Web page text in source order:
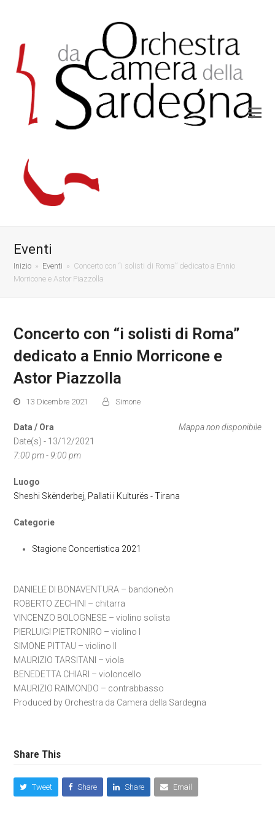
Eventi
Inizio » Eventi » Concerto con “i solisti di Roma” dedicato a Ennio
Morricone e Astor Piazzolla
Concerto con “i solisti di Roma”
dedicato a Ennio Morricone e
Astor Piazzolla
13 Dicembre 2021 Simone
Mappa non disponibile
Data / Ora
Date(s) - 13/12/2021
7:00 pm - 9:00 pm
Luogo
Sheshi Skënderbej, Pallati i Kulturës - Tirana
Categorie
Stagione Concertistica 2021
DANIELE DI BONAVENTURA – bandoneòn
ROBERTO ZECHINI – chitarra
VINCENZO BOLOGNESE – violino solista
PIERLUIGI PIETRONIRO – violino I
SIMONE PITTAU – violino II
MAURIZIO TARSITANI – viola
BENEDETTA CHIARI – violoncello
MAURIZIO RAIMONDO – contrabbasso
Produced by Orchestra da Camera della Sardegna
Share This
Tweet Share Share Email